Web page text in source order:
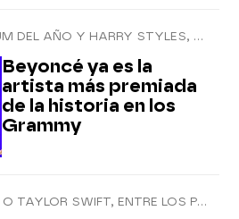
TAYLOR SWIFT, ÁLBUM DEL AÑO Y HARRY STYLES, MEJOR INTERPRETACIÓN VOCAL POP
Beyoncé ya es la
artista más premiada
de la historia en los
Grammy
BILLIE EILISH, HALSEY O TAYLOR SWIFT, ENTRE LOS PREMIADOS